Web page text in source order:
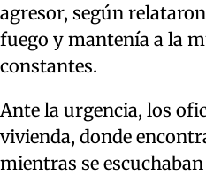
agresor, según
fuego y mantenía a la
constantes.
Ante la urgencia, los
vivienda, donde
mientras se